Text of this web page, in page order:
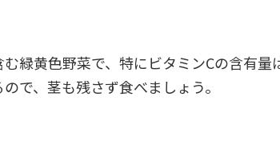
緑黄色野菜で、特にビタミンCの含有量
で、茎も残さず食べましょう。